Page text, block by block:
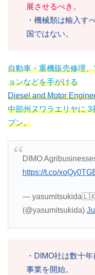
展させるべき。
・機械類は輸入す
国ではない。
自動車・重機販売修理
ョンなどを手がける
Diesel and Motor
中部州ヌワラエリヤに
プン。
DIMO
https://t.co/
— yasumitsukida🇱🇰
(@yasumitsukida)
・DIMO社は数十
事業を開始。